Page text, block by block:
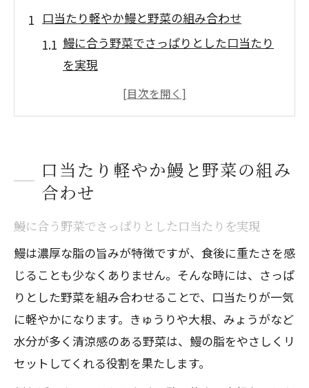
口当たり軽やか鰻と野菜の組み合わせ
鰻に合う野菜でさっぱりとした口当たり
を実現
きゅうりやほうれん草が鰻の脂をやさし
く中和
上
晩御飯におすすめの鰻と相性良い野菜選
び
鰻の美味しさが引き立つ簡単野菜レシピ
さっぱり副菜で引き立つ鰻の魅力
鰻と相性抜群なさっぱり副菜の選び方
うなぎに合うおかず 簡単で作る副菜アイ
デア
食べ合わせ悪い一覧から避けたい副菜と
は
口当たり軽やか鰻と野菜の組み
合わせ
鰻に合う野菜でさっぱりとした口当たりを実現
鰻は濃厚な脂の旨みが特徴ですが、食後に重たさを感
じることも少なくありません。そんな時には、さっぱ
りとした野菜を組み合わせることで、口当たりが一気
に軽やかになります。きゅうりや大根、みょうがなど
水分が多く清涼感のある野菜は、鰻の脂をやさしくリ
セットしてくれる役割を果たします。